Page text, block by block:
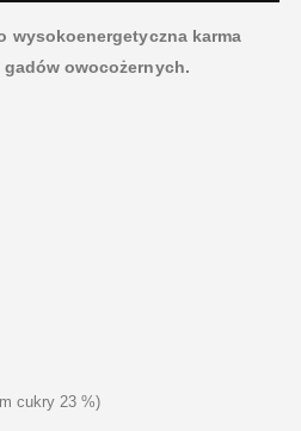
wysokoenergetyczna karma
owocożernych.
cukry 23 %)